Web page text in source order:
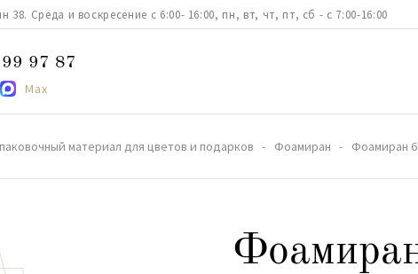
Среда и воскресение с 6:00- 16:00, пн, вт, чт, пт, сб - с 7:00-16:00
97 87
Max
материал для цветов и подарков Фоамиран Фоамиран